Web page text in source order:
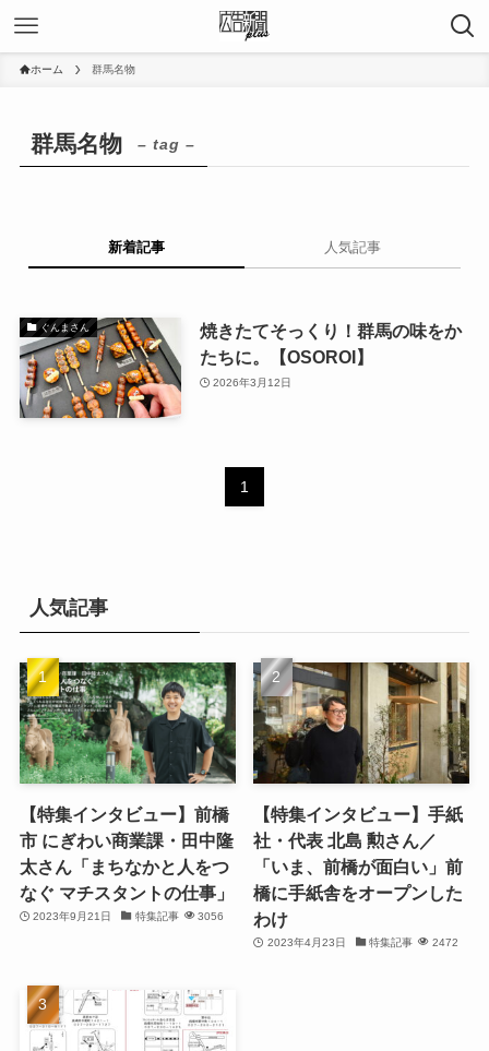
ホーム 群馬名物
群馬名物 – tag –
新着記事 人気記事
ぐんまさん
焼きたてそっくり！群馬の味をか
たちに。【OSOROI】
2026年3月12日
1
人気記事
【特集インタビュー】前橋
市 にぎわい商業課・田中隆
太さん「まちなかと人をつ
なぐ マチスタントの仕事」
2023年9月21日 特集記事 3056
【特集インタビュー】手紙
社・代表 北島 勲さん／
「いま、前橋が面白い」前
橋に手紙舎をオープンした
わけ
2023年4月23日 特集記事 2472